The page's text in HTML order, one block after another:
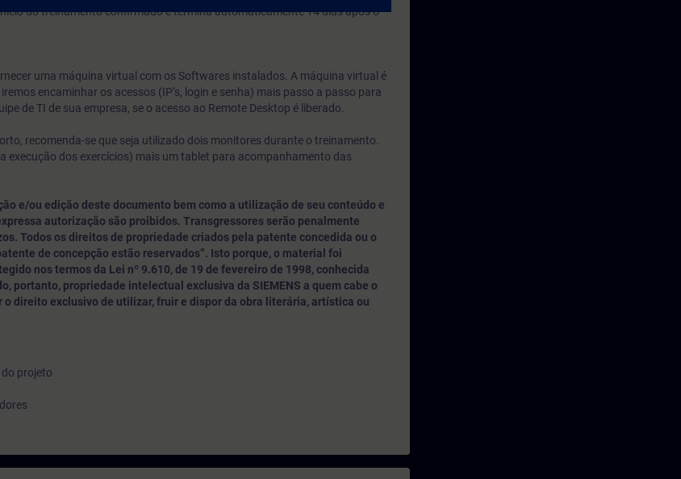
do treinamento confirmado e termina automaticamente 14 dias após o
uma máquina virtual com os Softwares instalados. A máquina virtual é
encaminhar os acessos (IP’s, login e senha) mais passo a passo para
de TI de sua empresa, se o acesso ao Remote Desktop é liberado.
recomenda-se que seja utilizado dois monitores durante o treinamento.
execução dos exercícios) mais um tablet para acompanhamento das
e/ou edição deste documento bem como a utilização de seu conteúdo e
autorização são proibidos. Transgressores serão penalmente
Todos os direitos de propriedade criados pela patente concedida ou o
de concepção estão reservados”. Isto porque, o material foi
nos termos da Lei nº 9.610, de 19 de fevereiro de 1998, conhecida
portanto, propriedade intelectual exclusiva da SIEMENS a quem cabe o
o direito exclusivo de utilizar, fruir e dispor da obra literária, artística ou
projeto